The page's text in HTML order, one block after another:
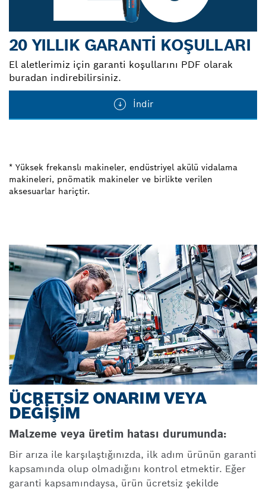
20 YILLIK GARANTI KOŞULLARI
El aletlerimiz için garanti koşullarını PDF olarak
buradan indirebilirsiniz.
İndir
* Yüksek frekanslı makineler, endüstriyel akülü vidalama
makineleri, pnömatik makineler ve birlikte verilen
aksesuarlar hariçtir.
ÜCRETSİZ ONARIM VEYA
DEĞİŞİM
Malzeme veya üretim hatası durumunda:
Bir arıza ile karşılaştığınızda, ilk adım ürünün garanti
kapsamında olup olmadığını kontrol etmektir. Eğer
garanti kapsamındaysa, ürün ücretsiz şekilde